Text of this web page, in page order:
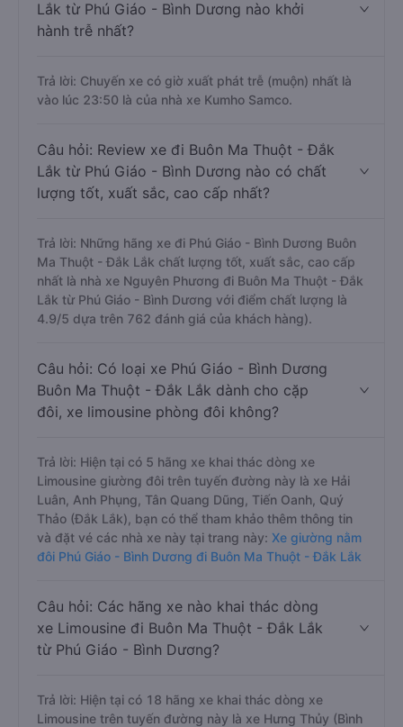
Lắk từ Phú Giáo - Bình Dương nào khởi
hành trễ nhất?
Trả lời: Chuyến xe có giờ xuất phát trễ (muộn) nhất là
vào lúc 23:50 là của nhà xe Kumho Samco.
Câu hỏi: Review xe đi Buôn Ma Thuột - Đắk
Lắk từ Phú Giáo - Bình Dương nào có chất
lượng tốt, xuất sắc, cao cấp nhất?
Trả lời: Những hãng xe đi Phú Giáo - Bình Dương Buôn
Ma Thuột - Đắk Lắk chất lượng tốt, xuất sắc, cao cấp
nhất là nhà xe Nguyên Phương đi Buôn Ma Thuột - Đắk
Lắk từ Phú Giáo - Bình Dương với điểm chất lượng là
4.9/5 dựa trên 762 đánh giá của khách hàng).
Câu hỏi: Có loại xe Phú Giáo - Bình Dương
Buôn Ma Thuột - Đắk Lắk dành cho cặp
đôi, xe limousine phòng đôi không?
Trả lời: Hiện tại có 5 hãng xe khai thác dòng xe
Limousine giường đôi trên tuyến đường này là xe Hải
Luân, Anh Phụng, Tân Quang Dũng, Tiến Oanh, Quý
Thảo (Đắk Lắk), bạn có thể tham khảo thêm thông tin
và đặt vé các nhà xe này tại trang này: Xe giường nằm
đôi Phú Giáo - Bình Dương đi Buôn Ma Thuột - Đắk Lắk
Câu hỏi: Các hãng xe nào khai thác dòng
xe Limousine đi Buôn Ma Thuột - Đắk Lắk
từ Phú Giáo - Bình Dương?
Trả lời: Hiện tại có 18 hãng xe khai thác dòng xe
Limousine trên tuyến đường này là xe Hưng Thủy (Bình